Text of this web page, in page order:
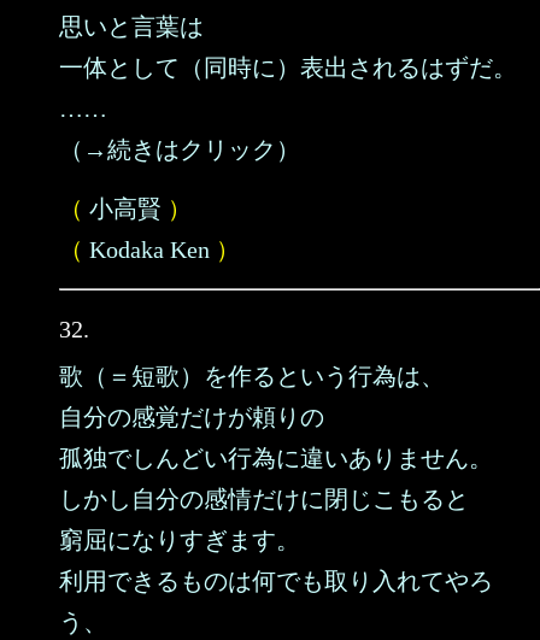
思いと言葉は
一体として（同時に）表出されるはずだ。
……
（→続きはクリック）
（ 小高賢 ）
（ Kodaka Ken ）
32.
歌（＝短歌）を作るという行為は、
自分の感覚だけが頼りの
孤独でしんどい行為に違いありません。
しかし自分の感情だけに閉じこもると
窮屈になりすぎます。
利用できるものは何でも取り入れてやろ
う、